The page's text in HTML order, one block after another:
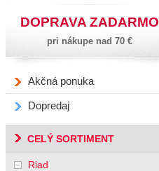
DOPRAVA ZADARMO
pri nákupe nad 70 €
Akčná ponuka
Dopredaj
CELÝ SORTIMENT
Riad